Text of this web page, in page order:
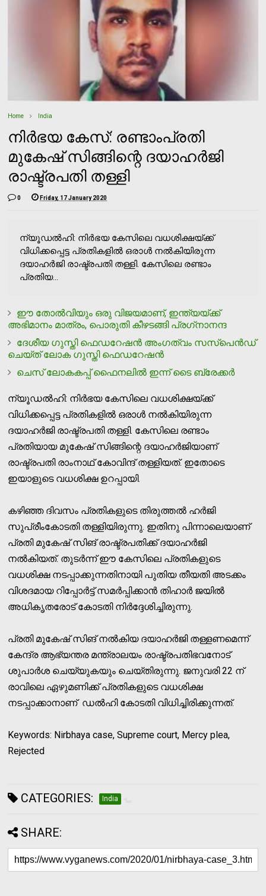
Home India
നിര്‍ഭയ കേസ്: രണ്ടാംപ്രതി
മുകേഷ് സിങ്ങിന്റെ ദയാഹര്‍ജി
രാഷ്ട്രപതി തള്ളി
0 Friday, 17 January 2020
ന്യൂഡല്‍ഹി: നിര്‍ഭയ കേസിലെ വധശിക്ഷയ്ക്ക്
വിധിക്കപ്പെട്ട പ്രതികളില്‍ ഒരാള്‍ നല്‍കിയിരുന്ന
ദയാഹര്‍ജി രാഷ്ട്രപതി തള്ളി. കേസിലെ രണ്ടാം
പ്രതിയ...
ഈ തോല്‍വിയും ഒരു വിജയമാണ്, ഇന്ത്യയ്ക്ക്
അഭിമാനം മാത്രം, പൊരുതി കീഴടങ്ങി പ്രഗ്‌നാനന്ദ
ദേശീയ ഗുസ്തി ഫെഡറേഷന്‍ അംഗത്വം സസ്‌പെന്‍ഡ്
ചെയ്ത് ലോക ഗുസ്തി ഫെഡറേഷന്‍
ചെസ് ലോകകപ്പ് ഫൈനലില്‍ ഇന്ന് ടൈ ബ്രേക്കര്‍
ന്യൂഡല്‍ഹി: നിര്‍ഭയ കേസിലെ വധശിക്ഷയ്ക്ക്
വിധിക്കപ്പെട്ട പ്രതികളില്‍ ഒരാള്‍ നല്‍കിയിരുന്ന
ദയാഹര്‍ജി രാഷ്ട്രപതി തള്ളി. കേസിലെ രണ്ടാം
പ്രതിയായ മുകേഷ് സിങ്ങിന്റെ ദയാഹര്‍ജിയാണ്
രാഷ്ട്രപതി രാംനാഥ് കോവിന്ദ് തള്ളിയത്. ഇതോടെ
ഇയാളുടെ വധശിക്ഷ ഉറപ്പായി.
കഴിഞ്ഞ ദിവസം പ്രതികളുടെ തിരുത്തല്‍ ഹര്‍ജി
സുപ്രീംകോടതി തള്ളിയിരുന്നു. ഇതിനു പിന്നാലെയാണ്
പ്രതി മുകേഷ് സിങ് രാഷ്ട്രപതിക്ക് ദയാഹര്‍ജി
നല്‍കിയത്. തുടര്‍ന്ന് ഈ കേസിലെ പ്രതികളുടെ
വധശിക്ഷ നടപ്പാക്കുന്നതിനായി പുതിയ തീയതി അടക്കം
വിശദമായ റിപ്പോര്‍ട്ട് സമര്‍പ്പിക്കാന്‍ തിഹാര്‍ ജയില്‍
അധികൃതരോട് കോടതി നിര്‍ദ്ദേശിച്ചിരുന്നു.
പ്രതി മുകേഷ് സിങ് നല്‍കിയ ദയാഹര്‍ജി തള്ളണമെന്ന്
കേന്ദ്ര ആഭ്യന്തര മന്ത്രാലയം രാഷ്ട്രപതിഭവനോട്
ശുപാര്‍ശ ചെയ്യുകയും ചെയ്തിരുന്നു. ജനുവരി 22 ന്
രാവിലെ ഏഴുമണിക്ക് പ്രതികളുടെ വധശിക്ഷ
നടപ്പാക്കാനാണ് ഡല്‍ഹി കോടതി വിധിച്ചിരിക്കുന്നത്.
Keywords: Nirbhaya case, Supreme court, Mercy plea,
Rejected
CATEGORIES: India
SHARE: